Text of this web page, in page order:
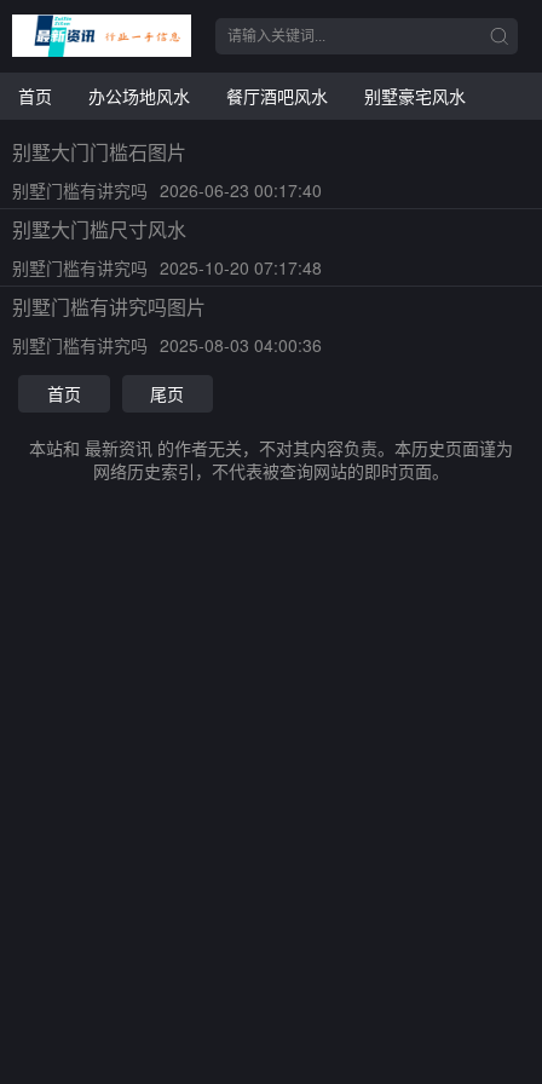
首页 办公场地风水 餐厅酒吧风水 别墅豪宅风水
别墅大门门槛石图片
别墅门槛有讲究吗 2026-06-23 00:17:40
别墅大门槛尺寸风水
别墅门槛有讲究吗 2025-10-20 07:17:48
别墅门槛有讲究吗图片
别墅门槛有讲究吗 2025-08-03 04:00:36
首页
尾页
本站和 最新资讯 的作者无关，不对其内容负责。本历史页面谨为
网络历史索引，不代表被查询网站的即时页面。